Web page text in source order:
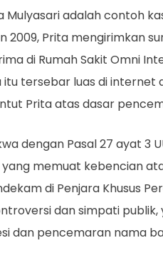
Mulyasari adalah contoh
2009, Prita mengirimkan
di Rumah Sakit Omni
tersebar luas di internet
Prita atas dasar
dengan Pasal 27 ayat 3
memuat kebencian
di Penjara Khusus
dan simpati
dan pencemaran nama